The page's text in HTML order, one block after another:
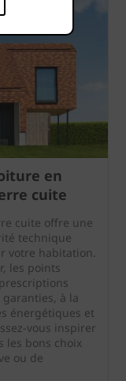
en
cuite
cuite offre une
technique
votre habitation.
les points
à la
énergétiques et
vous inspirer
les bons choix
ou de